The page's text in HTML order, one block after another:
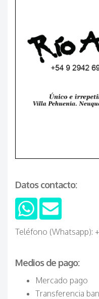
Datos contacto:
Teléfono (Whatsapp):
Medios de pago:
Mercado pago
Transferencia